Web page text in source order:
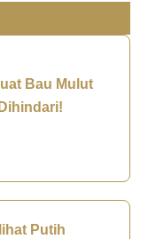
Bau Mulut
Putih